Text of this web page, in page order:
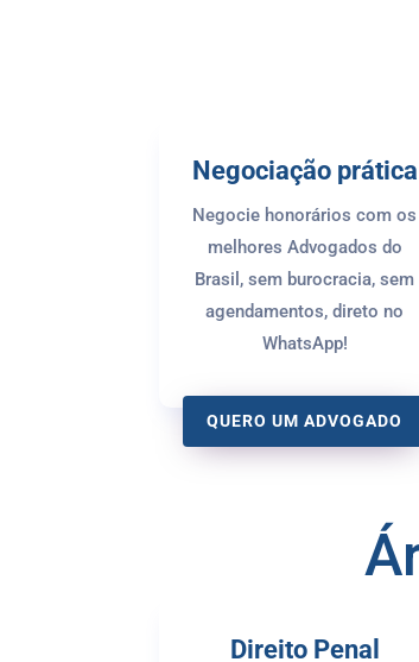
Negociação prática
Negocie honorários com os
melhores Advogados do
Brasil, sem burocracia, sem
agendamentos, direto no
WhatsApp!
QUERO UM ADVOGADO
Direito Penal